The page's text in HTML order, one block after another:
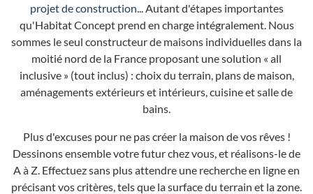
projet de construction... Autant d'étapes importantes
qu'Habitat Concept prend en charge intégralement. Nous
sommes le seul constructeur de maisons individuelles dans la
moitié nord de la France proposant une solution « all
inclusive » (tout inclus) : choix du terrain, plans de maison,
aménagements extérieurs et intérieurs, cuisine et salle de
bains.
Plus d'excuses pour ne pas créer la maison de vos rêves !
Dessinons ensemble votre futur chez vous, et réalisons-le de
A à Z. Effectuez sans plus attendre une recherche en ligne en
précisant vos critères, tels que la surface du terrain et la zone.